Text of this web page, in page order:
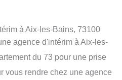
à Aix-les-Bains, 73100
agence d'intérim à Aix-les-
du 73 pour une prise
vous rendre chez une agence